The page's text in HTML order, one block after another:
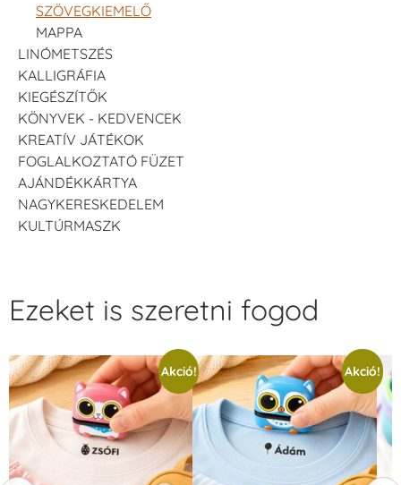
SZÖVEGKIEMELŐ
MAPPA
LINÓMETSZÉS
KALLIGRÁFIA
KIEGÉSZÍTŐK
KÖNYVEK - KEDVENCEK
KREATÍV JÁTÉKOK
FOGLALKOZTATÓ FÜZET
AJÁNDÉKKÁRTYA
NAGYKERESKEDELEM
KULTÚRMASZK
Ezeket is szeretni fogod
Akció! Akció!